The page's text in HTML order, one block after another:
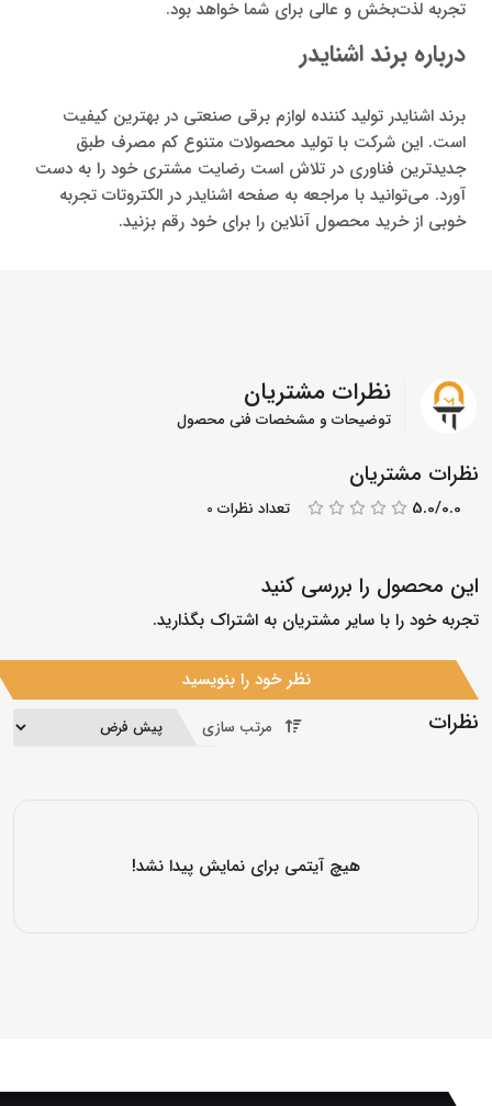
تجربه لذت‌بخش و عالی برای شما خواهد بود.
درباره برند اشنایدر
برند اشنایدر تولید کننده لوازم برقی صنعتی در بهترین کیفیت
است. این شرکت با تولید محصولات متنوع کم مصرف طبق
جدیدترین فناوری در تلاش است رضایت مشتری خود را به دست
آورد. می‌توانید با مراجعه به صفحه اشنایدر در الکتروتات تجربه
خوبی از خرید محصول آنلاین را برای خود رقم بزنید.
نظرات مشتریان
توضیحات و مشخصات فنی محصول
نظرات مشتریان
5.0/0.0 تعداد نظرات 0
این محصول را بررسی کنید
تجربه خود را با سایر مشتریان به اشتراک بگذارید.
نظر خود را بنویسید
نظرات مرتب سازی
هیچ آیتمی برای نمایش پیدا نشد!